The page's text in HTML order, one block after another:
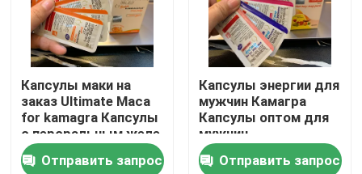
Дом
Продукты
Капсулы маки на
заказ Ultimate Maca
for kamagra Капсулы
с пероральным желе
Отправить запрос
Капсулы энергии для
мужчин Камагра
Капсулы оптом для
мужчин
Отправить запрос